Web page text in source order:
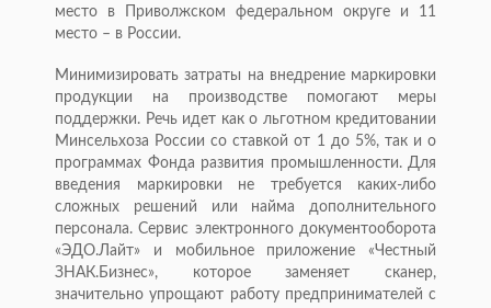
место в Приволжском федеральном округе и 11
место – в России.
Минимизировать затраты на внедрение маркировки
продукции на производстве помогают меры
поддержки. Речь идет как о льготном кредитовании
Минсельхоза России со ставкой от 1 до 5%, так и о
программах Фонда развития промышленности. Для
введения маркировки не требуется каких-либо
сложных решений или найма дополнительного
персонала. Сервис электронного документооборота
«ЭДО.Лайт» и мобильное приложение «Честный
ЗНАК.Бизнес», которое заменяет сканер,
значительно упрощают работу предпринимателей с